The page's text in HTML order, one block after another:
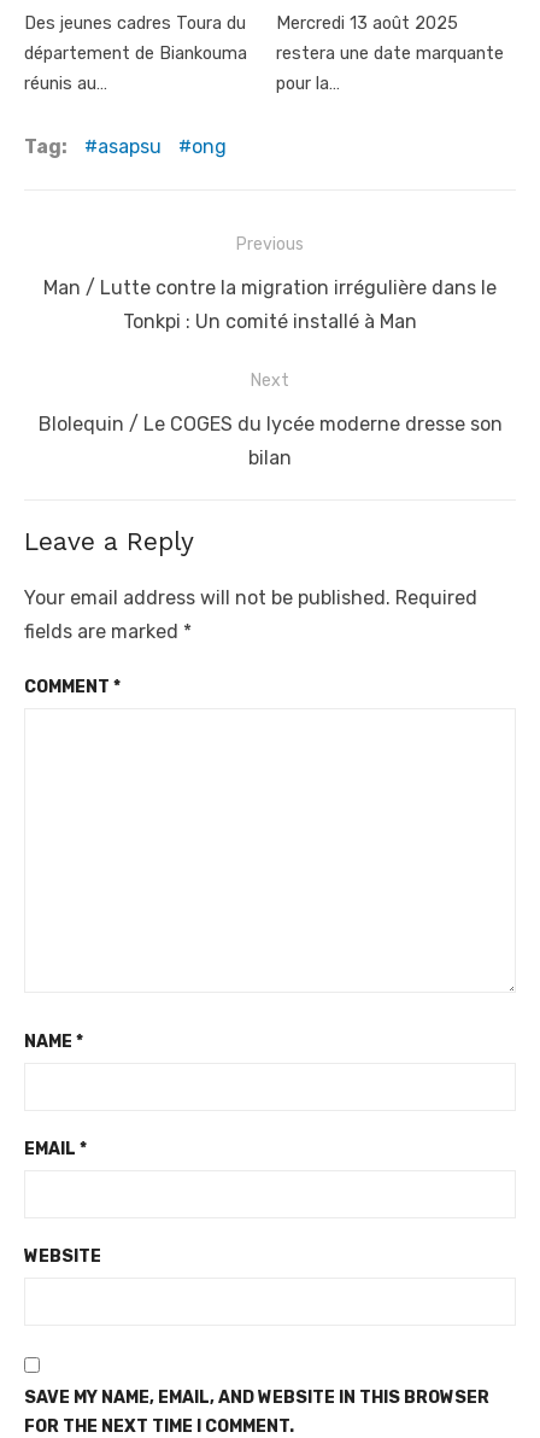
Des jeunes cadres Toura du
département de Biankouma
réunis au…
Mercredi 13 août 2025
restera une date marquante
pour la…
Tag: asapsu ong
navigation
Previous
Previous
Man / Lutte contre la migration irrégulière dans le
Tonkpi : Un comité installé à Man
Next
Next
Blolequin / Le COGES du lycée moderne dresse son
bilan
Leave a Reply
Your email address will not be published. Required
fields are marked *
COMMENT *
NAME *
EMAIL *
WEBSITE
SAVE MY NAME, EMAIL, AND WEBSITE IN THIS BROWSER
FOR THE NEXT TIME I COMMENT.